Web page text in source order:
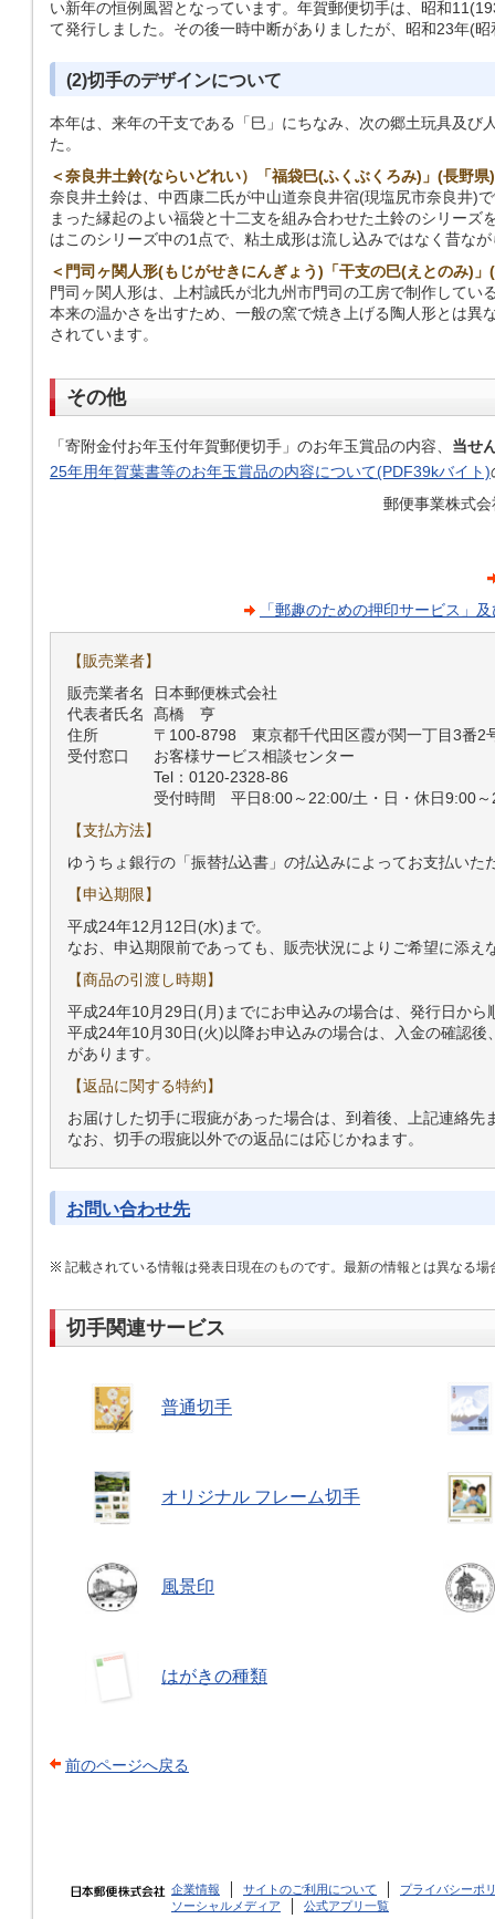
い新年の恒例風習となっています。年賀郵便切手は、昭和
て発行しました。その後一時中断がありましたが、昭和23年(
(2)切手のデザインについて
本年は、来年の干支である「巳」にちなみ、次の郷土玩具及び
た。
＜奈良井土鈴(ならいどれい）「福袋巳(ふくぶくろみ)」(長野県
奈良井土鈴は、中西康二氏が中山道奈良井宿(現塩尻市奈良井)
まった縁起のよい福袋と十二支を組み合わせた土鈴のシリーズ
はこのシリーズ中の1点で、粘土成形は流し込みではなく昔な
＜門司ヶ関人形(もじがせきにんぎょう)「干支の巳(えとのみ)」
門司ヶ関人形は、上村誠氏が北九州市門司の工房で制作してい
本来の温かさを出すため、一般の窯で焼き上げる陶人形とは異
されています。
その他
「寄附金付お年玉付年賀郵便切手」のお年玉賞品の内容、 当せ
25年用年賀葉書等のお年玉賞品の内容について(PDF39kバイト)
郵便事業株式
「郵趣のための押印サービス」
【販売業者】
販売業者名
日本郵便株式会社
代表者氏名 髙橋 亨
住所
〒100-8798 東京都千代田区霞が関一丁目3番2
受付窓口
お客様サービス相談センター
Tel：0120-2328-86
受付時間 平日8:00～22:00/土・日・休日9:00～
【支払方法】
ゆうちょ銀行の「振替払込書」の払込みによってお支払いた
【申込期限】
平成24年12月12日(水)まで。
なお、申込期限前であっても、販売状況によりご希望に添え
【商品の引渡し時期】
平成24年10月29日(月)までにお申込みの場合は、発行日から
平成24年10月30日(火)以降お申込みの場合は、入金の確認
があります。
【返品に関する特約】
お届けした切手に瑕疵があった場合は、到着後、上記連絡先
なお、切手の瑕疵以外での返品には応じかねます。
お問い合わせ先
記載されている情報は発表日現在のものです。最新の情報とは異なる
切手関連サービス
普通切手
オリジナル フレーム切手
風景印
はがきの種類
前のページへ戻る
企業情報 サイトのご利用について
プライバシーポ
ソーシャルメディア
公式アプリ一覧